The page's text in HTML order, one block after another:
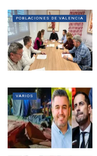
POBLACIONES DE VALENCIA
VARIOS